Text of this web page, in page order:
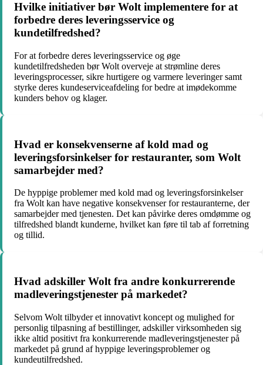
Hvilke initiativer bør Wolt implementere for at
forbedre deres leveringsservice og
kundetilfredshed?
For at forbedre deres leveringsservice og øge
kundetilfredsheden bør Wolt overveje at strømline deres
leveringsprocesser, sikre hurtigere og varmere leveringer samt
styrke deres kundeserviceafdeling for bedre at imødekomme
kunders behov og klager.
Hvad er konsekvenserne af kold mad og
leveringsforsinkelser for restauranter, som Wolt
samarbejder med?
De hyppige problemer med kold mad og leveringsforsinkelser
fra Wolt kan have negative konsekvenser for restauranterne, der
samarbejder med tjenesten. Det kan påvirke deres omdømme og
tilfredshed blandt kunderne, hvilket kan føre til tab af forretning
og tillid.
Hvad adskiller Wolt fra andre konkurrerende
madleveringstjenester på markedet?
Selvom Wolt tilbyder et innovativt koncept og mulighed for
personlig tilpasning af bestillinger, adskiller virksomheden sig
ikke altid positivt fra konkurrerende madleveringstjenester på
markedet på grund af hyppige leveringsproblemer og
kundeutilfredshed.